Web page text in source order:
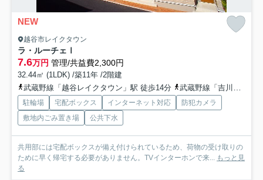
NEW
越谷市レイクタウン
ラ・ルーチェⅠ
7.6万円 管理/共益費2,300円
32.44㎡ (1LDK) /築11年 /2階建
武蔵野線「越谷レイクタウン」駅 徒歩14分
武蔵野線「吉川」駅 徒歩37分
駐輪場 宅配ボックス インターネット対応
防犯カメラ
敷地内ごみ置き場
公共下水
共用部には宅配ボックスが備え付けられているため、荷物の受け取りの
ために早く帰宅する必要がありません。TVインターホンで来... もっと見
る